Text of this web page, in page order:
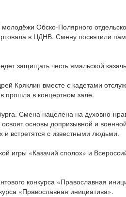
Обско-Полярного
в ЦДНВ. Смену посвятили
защищать честь ямальской
Кряклин вместе с кадетами
прошла в концертном зале.
Смена нацелена на духовно-
основы допризывной и
и встретятся с известными людьми.
игры «Казачий сполох» и
конкурса «Православная
«Православная инициатива».